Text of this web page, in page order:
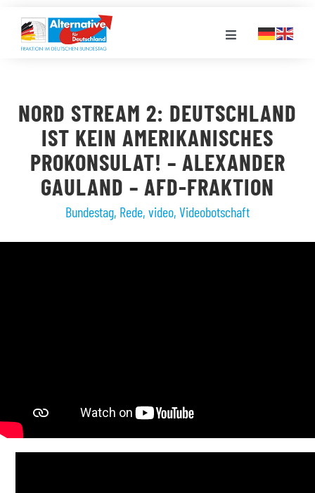
Inhalt
springen
Toggle
LANDESGRUPPEN
VERANSTALTUNGEN
NORD STREAM 2: DEUTSCHLAND
IST KEIN AMERIKANISCHES
PROKONSULAT! – ALEXANDER
GAULAND – AFD-FRAKTION
Bundestag, Rede, video, Videobotschaft